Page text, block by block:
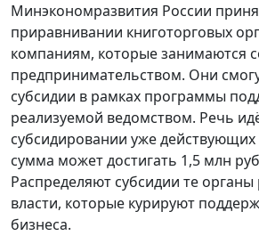
Минэкономразвития России
приравнивании книготорговых
компаниям, которые занимаются
предпринимательством. Они
субсидии в рамках программы
реализуемой ведомством. Речь
субсидировании уже действующих
сумма может достигать 1,5 млн
Распределяют субсидии те
власти, которые курируют
бизнеса.